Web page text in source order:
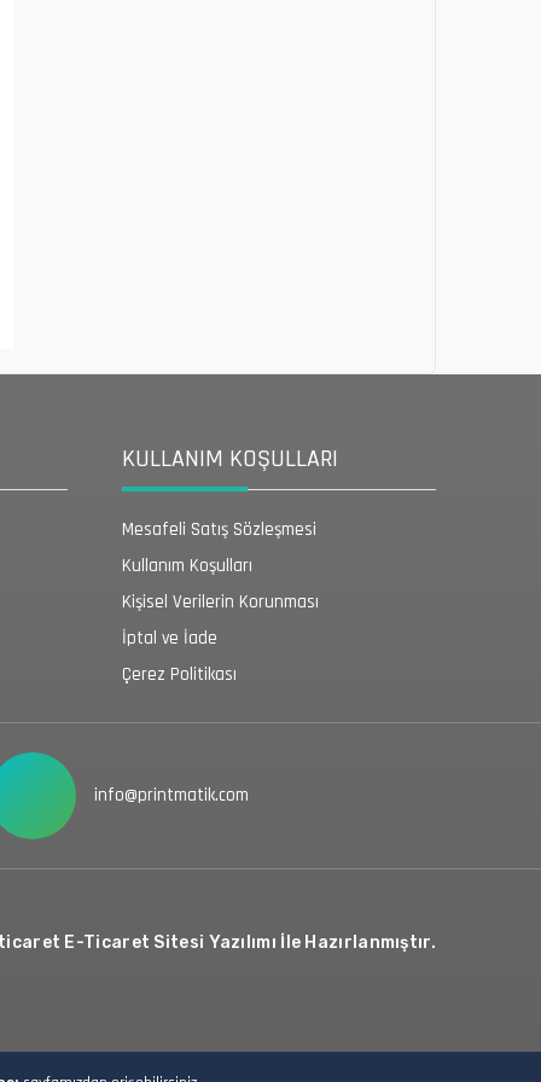
KULLANIM KOŞULLARI
Mesafeli Satış Sözleşmesi
Kullanım Koşulları
Kişisel Verilerin Korunması
İptal ve İade
Çerez Politikası
info@printmatik.com
E-Ticaret Sitesi Yazılımı İle Hazırlanmıştır.